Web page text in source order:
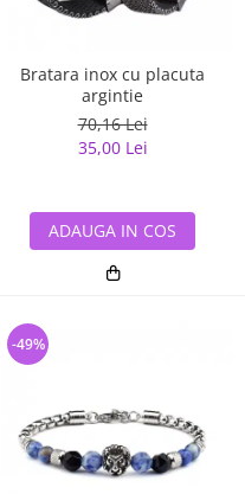
Bratara inox cu placuta
argintie
70,16 Lei
35,00 Lei
ADAUGA IN COS
-49%